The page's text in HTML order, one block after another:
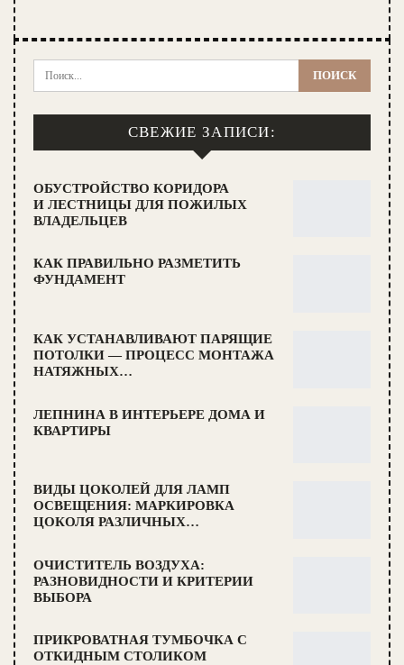
СВЕЖИЕ ЗАПИСИ:
ОБУСТРОЙСТВО КОРИДОРА
И ЛЕСТНИЦЫ ДЛЯ ПОЖИЛЫХ
ВЛАДЕЛЬЦЕВ
КАК ПРАВИЛЬНО РАЗМЕТИТЬ
ФУНДАМЕНТ
КАК УСТАНАВЛИВАЮТ ПАРЯЩИЕ
ПОТОЛКИ — ПРОЦЕСС МОНТАЖА
НАТЯЖНЫХ…
ЛЕПНИНА В ИНТЕРЬЕРЕ ДОМА И
КВАРТИРЫ
ВИДЫ ЦОКОЛЕЙ ДЛЯ ЛАМП
ОСВЕЩЕНИЯ: МАРКИРОВКА
ЦОКОЛЯ РАЗЛИЧНЫХ…
ОЧИСТИТЕЛЬ ВОЗДУХА:
РАЗНОВИДНОСТИ И КРИТЕРИИ
ВЫБОРА
ПРИКРОВАТНАЯ ТУМБОЧКА С
ОТКИДНЫМ СТОЛИКОМ